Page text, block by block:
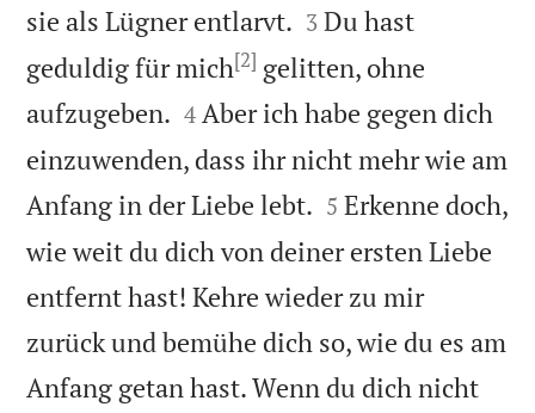
sie als Lügner entlarvt. 

3 Du hast
geduldig für mich[2] gelitten, ohne
aufzugeben. 

4 Aber ich habe gegen dich
einzuwenden, dass ihr nicht mehr wie am
Anfang in der Liebe lebt. 

5 Erkenne doch,
wie weit du dich von deiner ersten Liebe
entfernt hast! Kehre wieder zu mir
zurück und bemühe dich so, wie du es am
Anfang getan hast. Wenn du dich nicht